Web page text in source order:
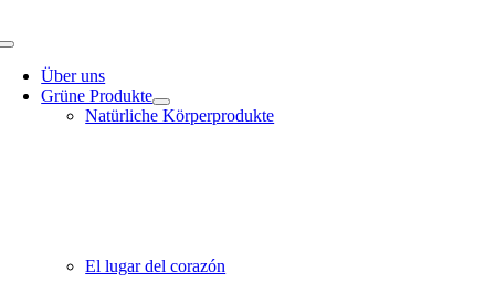
Inhalt
Toggle
NavigationÜber uns
Grüne Produkte
Natürliche Körperprodukte
El lugar del corazón